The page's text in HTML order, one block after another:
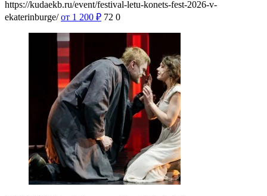
https://kudaekb.ru/event/festival-letu-konets-fest-2026-v-
ekaterinburge/ от 1 200 ₽ 72 0